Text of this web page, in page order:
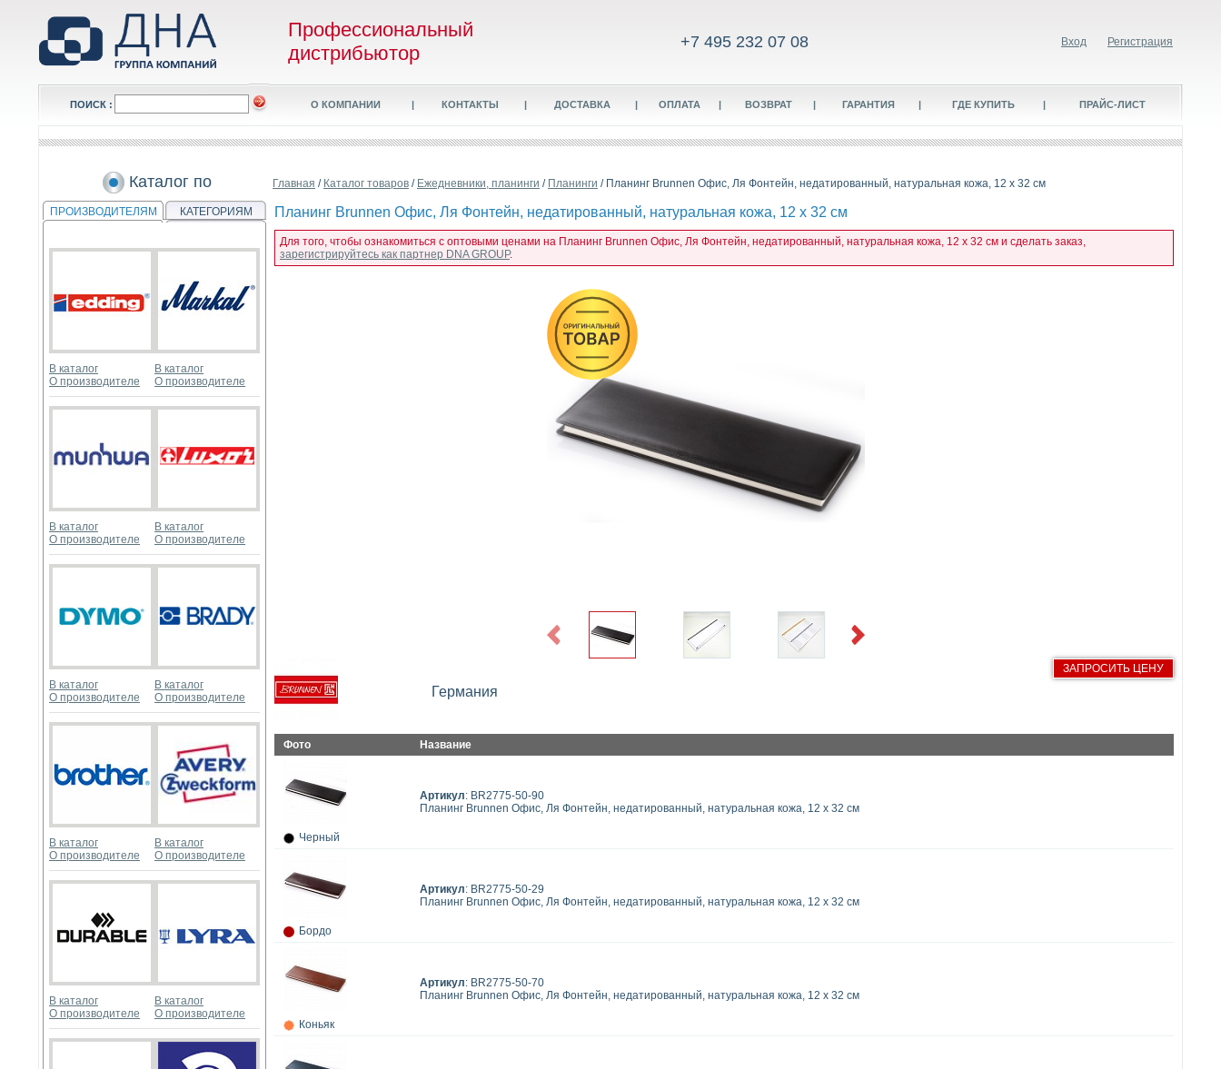
Профессиональный
дистрибьютор
+7 495 232 07 08 Вход Регистрация
ПОИСК : О КОМПАНИИ | КОНТАКТЫ | ДОСТАВКА | ОПЛАТА | ВОЗВРАТ | ГАРАНТИЯ | ГДЕ КУПИТЬ | ПРАЙС-ЛИСТ
Каталог по
ПРОИЗВОДИТЕЛЯМ КАТЕГОРИЯМ
В каталог
О производителе
В каталог
О производителе
В каталог
О производителе
В каталог
О производителе
В каталог
О производителе
В каталог
О производителе
В каталог
О производителе
В каталог
О производителе
В каталог
О производителе
В каталог
О производителе
Главная / Каталог товаров / Ежедневники, планинги / Планинги / Планинг Brunnen Офис, Ля Фонтейн, недатированный, натуральная кожа, 12 x 32 см
Планинг Brunnen Офис, Ля Фонтейн, недатированный, натуральная кожа, 12 x 32 см
Для того, чтобы ознакомиться с оптовыми ценами на Планинг Brunnen Офис, Ля Фонтейн, недатированный, натуральная кожа, 12 x 32 см и сделать заказ,
зарегистрируйтесь как партнер DNA GROUP.
Previous Next
Германия
ЗАПРОСИТЬ ЦЕНУ
Фото Название
Черный
Артикул: BR2775-50-90
Планинг Brunnen Офис, Ля Фонтейн, недатированный, натуральная кожа, 12 x 32 см
Бордо
Артикул: BR2775-50-29
Планинг Brunnen Офис, Ля Фонтейн, недатированный, натуральная кожа, 12 x 32 см
Коньяк
Артикул: BR2775-50-70
Планинг Brunnen Офис, Ля Фонтейн, недатированный, натуральная кожа, 12 x 32 см